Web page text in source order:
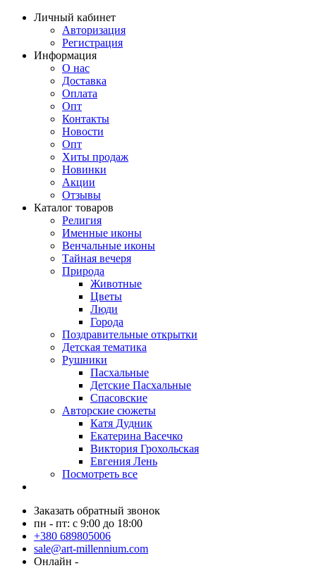
Личный кабинет
Авторизация
Регистрация
Информация
О нас
Доставка
Оплата
Опт
Контакты
Новости
Опт
Хиты продаж
Новинки
Акции
Отзывы
Каталог товаров
Религия
Именные иконы
Венчальные иконы
Тайная вечеря
Природа
Животные
Цветы
Люди
Города
Поздравительные открытки
Детская тематика
Рушники
Пасхальные
Детские Пасхальные
Спасовские
Авторские сюжеты
Катя Дудник
Екатерина Васечко
Виктория Грохольская
Евгения Лень
Посмотреть все
Заказать обратный звонок
пн - пт: с 9:00 до 18:00
+380 689805006
sale@art-millennium.com
Онлайн -